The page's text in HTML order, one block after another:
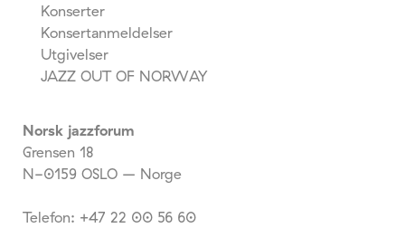
Konserter
Konsertanmeldelser
Utgivelser
JAZZ OUT OF NORWAY
Norsk jazzforum
Grensen 18
N-0159 OSLO – Norge
Telefon: +47 22 00 56 60